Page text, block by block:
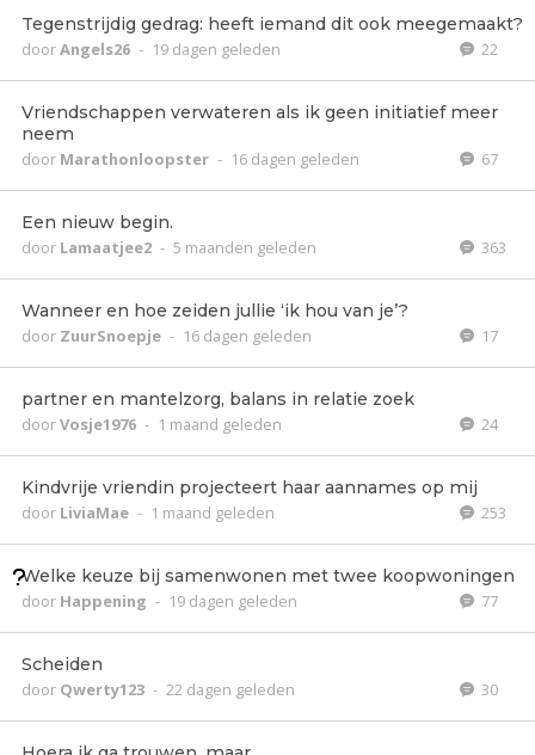
Tegenstrijdig gedrag: heeft iemand dit ook meegemaakt?
doorAngels26 - 19 dagen geleden 22
Vriendschappen verwateren als ik geen initiatief meer
neem
door Marathonloopster - 16 dagen geleden 67
Een nieuw begin.
door Lamaatjee2 - 5 maanden geleden 363
Wanneer en hoe zeiden jullie ‘ik hou van je’?
door ZuurSnoepje - 16 dagen geleden 17
partner en mantelzorg, balans in relatie zoek
doorVosje1976 - 1 maand geleden 24
Kindvrije vriendin projecteert haar aannames op mij
door LiviaMae - 1 maand geleden 253
Welke keuze bij samenwonen met twee koopwoningen
door Happening - 19 dagen geleden 77
Scheiden
door Qwerty123 - 22 dagen geleden 30